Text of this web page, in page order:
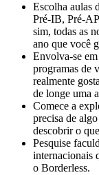
Escolha aulas
Pré-IB, Pré-
sim, todas as
ano que você
Envolva-se
programas de
realmente
de longe uma
Comece a
precisa de
descobrir o
Pesquise
internacionais
o Borderless.